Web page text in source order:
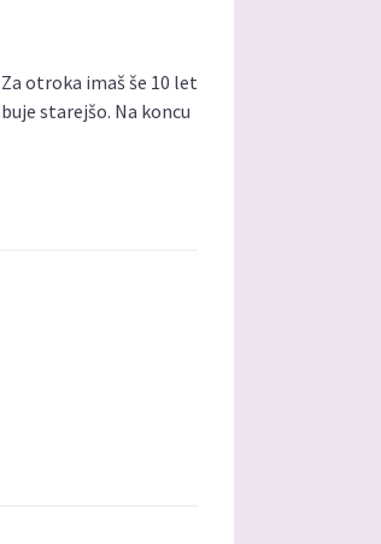
otroka imaš še 10 let
starejšo. Na koncu